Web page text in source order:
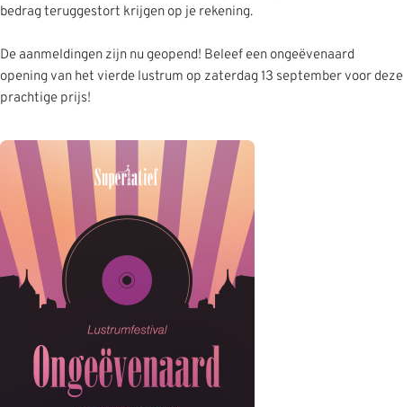
bedrag teruggestort krijgen op je rekening.
De aanmeldingen zijn nu geopend! Beleef een ongeëvenaard
opening van het vierde lustrum op zaterdag 13 september voor deze
prachtige prijs!